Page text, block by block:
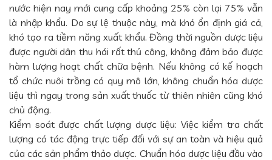
nước hiện nay mới cung cấp khoảng 25% còn lại 75% vẫn
là nhập khẩu. Do sự lệ thuộc này, mà khó ổn định giá cả,
khó tạo ra tiềm năng xuất khẩu. Đồng thời nguồn dược liệu
được người dân thu hái rất thủ công, không đảm bảo được
hàm lượng hoạt chất chữa bệnh. Nếu không có kế hoạch
tổ chức nuôi trồng có quy mô lớn, không chuẩn hóa dược
liệu thì ngay trong sản xuất thuốc từ thiên nhiên cũng khó
chủ động.
Kiểm soát được chất lượng dược liệu: Việc kiểm tra chất
lượng có tác động trực tiếp đối với sự an toàn và hiệu quả
của các sản phẩm thảo dược. Chuẩn hóa dược liệu đầu vào